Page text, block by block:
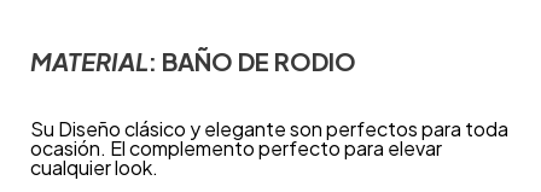
MATERIAL: BAÑO DE RODIO
Su Diseño clásico y elegante son perfectos para toda
ocasión. El complemento perfecto para elevar
cualquier look.